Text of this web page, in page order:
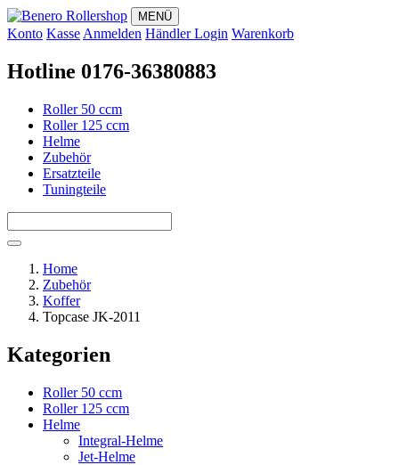
MENÜ
Konto Kasse Anmelden Händler Login Warenkorb
Hotline 0176-36380883
Roller 50 ccm
Roller 125 ccm
Helme
Zubehör
Ersatzteile
Tuningteile
Home
Zubehör
Koffer
Topcase JK-2011
Kategorien
Roller 50 ccm
Roller 125 ccm
Helme
Integral-Helme
Jet-Helme